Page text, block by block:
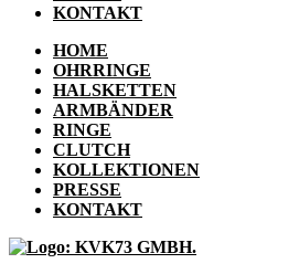
KONTAKT
HOME
OHRRINGE
HALSKETTEN
ARMBÄNDER
RINGE
CLUTCH
KOLLEKTIONEN
PRESSE
KONTAKT